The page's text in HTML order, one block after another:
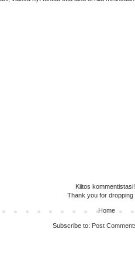
Kiitos kommentistasi!
Thank you for dropping
Home
Subscribe to: Post